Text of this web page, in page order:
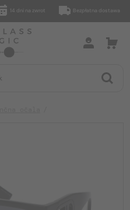
14 dni na zwrot Bezpłatna dostawa